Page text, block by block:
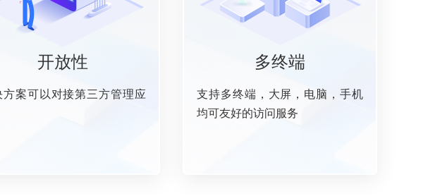
开放性
方案可以对接第三方管理应
多终端
支持多终端，大屏，电脑，手机
均可友好的访问服务